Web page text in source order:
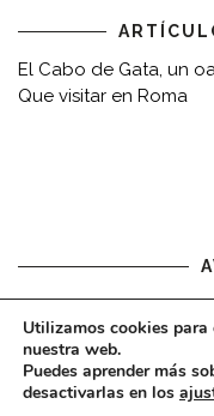
El Cabo de Gata, un
Que visitar en Roma
Aviso legal
Utilizamos cookies para
nuestra web.
Puedes aprender más
desactivarlas en los